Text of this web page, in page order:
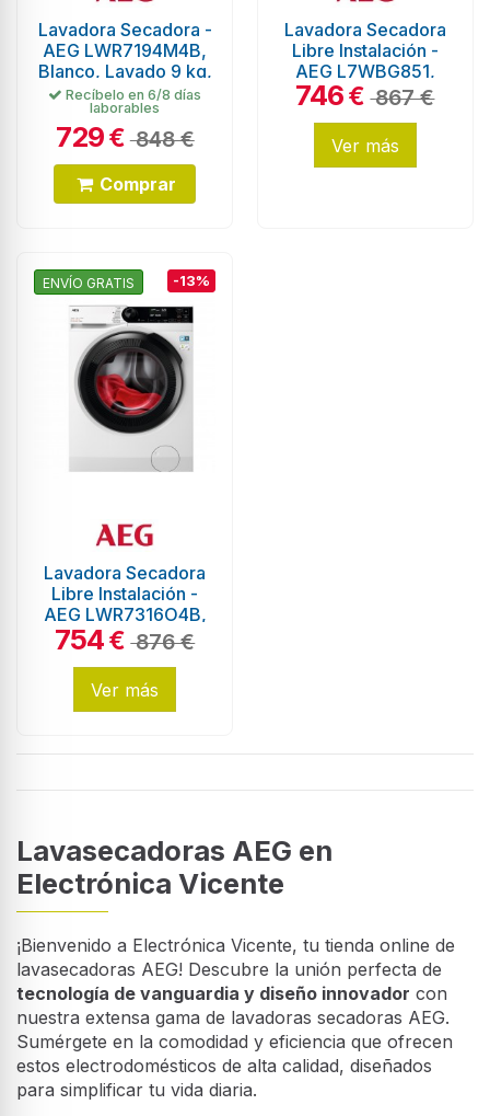
Lavadora Secadora -
AEG LWR7194M4B,
Blanco, Lavado 9 kg,
Secado 5 kg, 1400
rpm
Recíbelo en 6/8 días
laborables
729€ 848 €
Comprar
Lavadora Secadora
Libre Instalación -
AEG L7WBG851,
8/5Kg, 1600 RPM,
Blanco
746€ 867 €
Ver más
ENVÍO GRATIS -13%
Lavadora Secadora
Libre Instalación -
AEG LWR7316O4B,
10/6Kg, 1600 RPM,
Blanco
754€ 876 €
Ver más
Lavasecadoras AEG en
Electrónica Vicente
¡Bienvenido a Electrónica Vicente, tu tienda online de
lavasecadoras AEG! Descubre la unión perfecta de
tecnología de vanguardia y diseño innovador con
nuestra extensa gama de lavadoras secadoras AEG.
Sumérgete en la comodidad y eficiencia que ofrecen
estos electrodomésticos de alta calidad, diseñados
para simplificar tu vida diaria.